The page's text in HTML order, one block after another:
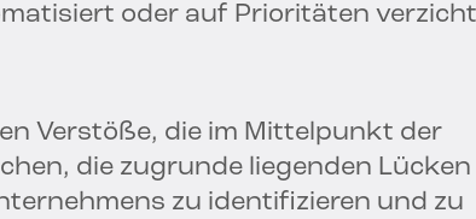
oder auf Prioritäten
Verstöße, die im Mittelpunkt der
die zugrunde liegenden Lücken
zu identifizieren und zu